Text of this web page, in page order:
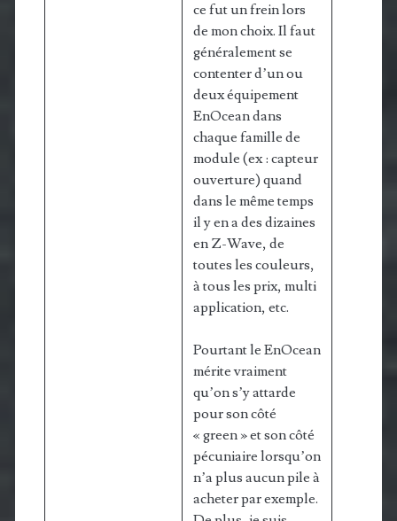
ce fut un frein lors
de mon choix. Il faut
généralement se
contenter d’un ou
deux équipement
EnOcean dans
chaque famille de
module (ex : capteur
ouverture) quand
dans le même temps
il y en a des dizaines
en Z-Wave, de
toutes les couleurs,
à tous les prix, multi
application, etc.
Pourtant le EnOcean
mérite vraiment
qu’on s’y attarde
pour son côté
« green » et son côté
pécuniaire lorsqu’on
n’a plus aucun pile à
acheter par exemple.